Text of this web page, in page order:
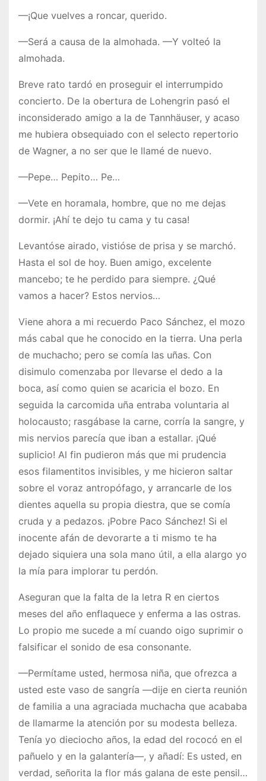
—¡Que vuelves a roncar, querido.
—Será a causa de la almohada. —Y volteó la
almohada.
Breve rato tardó en proseguir el interrumpido
concierto. De la obertura de Lohengrin pasó el
inconsiderado amigo a la de Tannhäuser, y acaso
me hubiera obsequiado con el selecto repertorio
de Wagner, a no ser que le llamé de nuevo.
—Pepe… Pepito… Pe…
—Vete en horamala, hombre, que no me dejas
dormir. ¡Ahí te dejo tu cama y tu casa!
Levantóse airado, vistióse de prisa y se marchó.
Hasta el sol de hoy. Buen amigo, excelente
mancebo; te he perdido para siempre. ¿Qué
vamos a hacer? Estos nervios…
Viene ahora a mi recuerdo Paco Sánchez, el mozo
más cabal que he conocido en la tierra. Una perla
de muchacho; pero se comía las uñas. Con
disimulo comenzaba por llevarse el dedo a la
boca, así como quien se acaricia el bozo. En
seguida la carcomida uña entraba voluntaria al
holocausto; rasgábase la carne, corría la sangre, y
mis nervios parecía que iban a estallar. ¡Qué
suplicio! Al fin pudieron más que mi prudencia
esos filamentitos invisibles, y me hicieron saltar
sobre el voraz antropófago, y arrancarle de los
dientes aquella su propia diestra, que se comía
cruda y a pedazos. ¡Pobre Paco Sánchez! Si el
inocente afán de devorarte a ti mismo te ha
dejado siquiera una sola mano útil, a ella alargo yo
la mía para implorar tu perdón.
Aseguran que la falta de la letra R en ciertos
meses del año enflaquece y enferma a las ostras.
Lo propio me sucede a mí cuando oigo suprimir o
falsificar el sonido de esa consonante.
—Permítame usted, hermosa niña, que ofrezca a
usted este vaso de sangría —dije en cierta reunión
de familia a una agraciada muchacha que acababa
de llamarme la atención por su modesta belleza.
Tenía yo dieciocho años, la edad del rococó en el
pañuelo y en la galantería—, y añadí: Es usted, en
verdad, señorita la flor más galana de este pensil…